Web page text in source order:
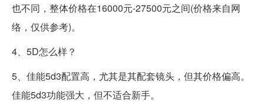
也不同，整体价格在16000元-27500元之间(价格来自网
络，仅供参考)。
4、5D怎么样？
5、佳能5d3配置高，尤其是其配套镜头，但其价格偏高。
佳能5d3功能强大，但不适合新手。